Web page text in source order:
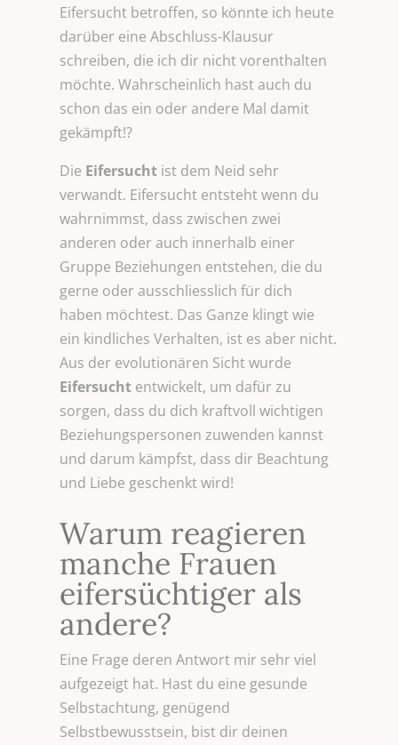
Eifersucht betroffen, so könnte ich heute
darüber eine Abschluss-Klausur
schreiben, die ich dir nicht vorenthalten
möchte. Wahrscheinlich hast auch du
schon das ein oder andere Mal damit
gekämpft!?
Die Eifersucht ist dem Neid sehr
verwandt. Eifersucht entsteht wenn du
wahrnimmst, dass zwischen zwei
anderen oder auch innerhalb einer
Gruppe Beziehungen entstehen, die du
gerne oder ausschliesslich für dich
haben möchtest. Das Ganze klingt wie
ein kindliches Verhalten, ist es aber nicht.
Aus der evolutionären Sicht wurde
Eifersucht entwickelt, um dafür zu
sorgen, dass du dich kraftvoll wichtigen
Beziehungspersonen zuwenden kannst
und darum kämpfst, dass dir Beachtung
und Liebe geschenkt wird!
Warum reagieren
manche Frauen
eifersüchtiger als
andere?
Eine Frage deren Antwort mir sehr viel
aufgezeigt hat. Hast du eine gesunde
Selbstachtung, genügend
Selbstbewusstsein, bist dir deinen